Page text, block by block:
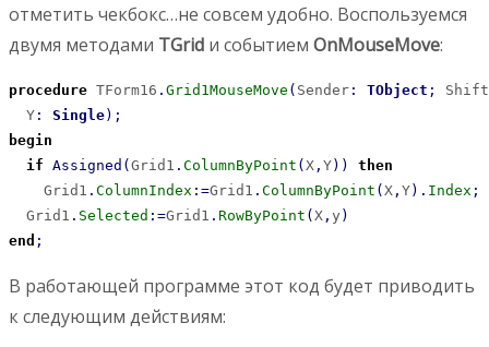
отметить чекбокс…не совсем удобно. Воспользуемся
двумя методами TGrid и событием OnMouseMove:
procedure TForm16 . Grid1MouseMove ( Sender : TObject ;
Shift
  Y
: Single) ;
begin
if Assigned ( Grid1 . ColumnByPoint ( X , Y) )
then
    Grid1
. ColumnIndex : =Grid1 . ColumnByPoint ( X , Y) . Index ;
  Grid1
. Selected : =Grid1 . RowByPoint ( X , y )
end ;
В работающей программе этот код будет приводить
к следующим действиям: